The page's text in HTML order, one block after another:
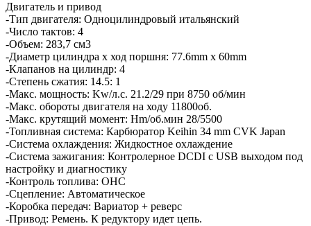
Двигатель и привод
-Тип двигателя: Одноцилиндровый итальянский
-Число тактов: 4
-Объем: 283,7 см3
-Диаметр цилиндра x ход поршня: 77.6mm x 60mm
-Клапанов на цилиндр: 4
-Степень сжатия: 14.5: 1
-Макс. мощность: Kw/л.с. 21.2/29 при 8750 об/мин
-Макс. обороты двигателя на ходу 11800об.
-Макс. крутящий момент: Hm/об.мин 28/5500
-Топливная система: Карбюратор Keihin 34 mm CVK Japan
-Система охлаждения: Жидкостное охлаждение
-Система зажигания: Контролерное DCDI с USB выходом под
настройку и диагностику
-Контроль топлива: OHC
-Сцепление: Автоматическое
-Коробка передач: Вариатор + реверс
-Привод: Ремень. К редуктору идет цепь.